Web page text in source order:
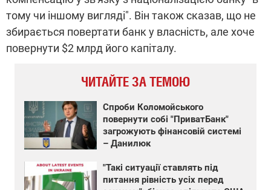
тому чи іншому вигляді". Він також сказав, що не
збирається повертати банк у власність, але хоче
повернути $2 млрд його капіталу.
ЧИТАЙТЕ ЗА ТЕМОЮ
Спроби Коломойського
повернути собі "ПриватБанк"
загрожують фінансовій системі
– Данилюк
"Такі ситуації ставлять під
питання рівність усіх перед